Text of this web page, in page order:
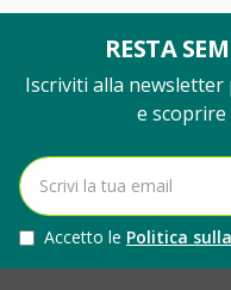
RESTA
Iscriviti alla
e
Accetto le Politica